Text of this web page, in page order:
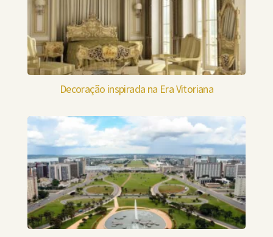
Decoração inspirada na Era Vitoriana